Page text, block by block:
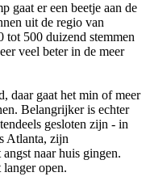
gaat er een beetje aan de
uit de regio van
500 duizend stemmen
veel beter in de meer
daar gaat het min of meer
Belangrijker is echter
gesloten zijn - in
Atlanta, zijn
naar huis gingen.
open.